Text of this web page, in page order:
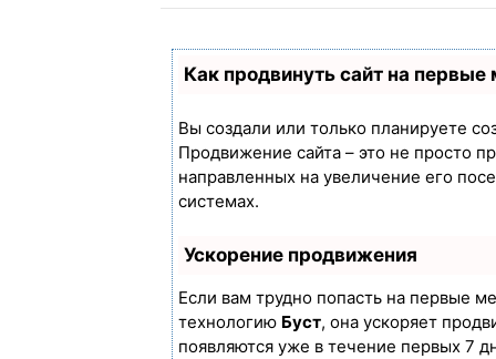
Как продвинуть сайт на первые
Вы создали или только планируете
Продвижение сайта – это не просто
направленных на увеличение его
системах.
Ускорение продвижения
Если вам трудно попасть на первые
технологию Буст, она ускоряет
появляются уже в течение первых 7